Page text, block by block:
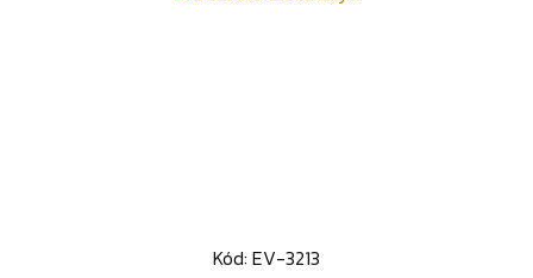
Kód: EV-3213